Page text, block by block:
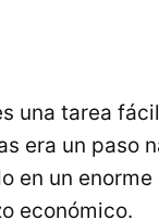
una tarea
era un paso
en un
económico.